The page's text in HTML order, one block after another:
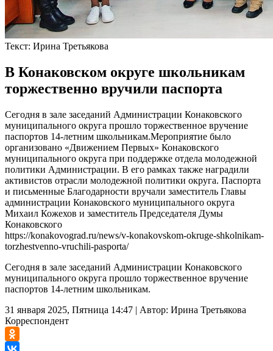
Текст: Ирина Третьякова
В Конаковском округе школьникам
торжественно вручили паспорта
Сегодня в зале заседаний Администрации Конаковского
муниципального округа прошло торжественное вручение
паспортов 14-летним школьникам.Мероприятие было
организовано «Движением Первых» Конаковского
муниципального округа при поддержке отдела молодежной
политики Администрации. В его рамках также наградили
активистов отрасли молодежной политики округа. Паспорта
и письменные Благодарности вручали заместитель Главы
администрации Конаковского муниципального округа
Михаил Кожехов и заместитель Председателя Думы
Конаковского
https://konakovograd.ru/news/v-konakovskom-okruge-shkolnikam-
torzhestvenno-vruchili-pasporta/
Сегодня в зале заседаний Администрации Конаковского
муниципального округа прошло торжественное вручение
паспортов 14-летним школьникам.
31 января 2025, Пятница 14:47 | Автор: Ирина Третьякова
Корреспондент